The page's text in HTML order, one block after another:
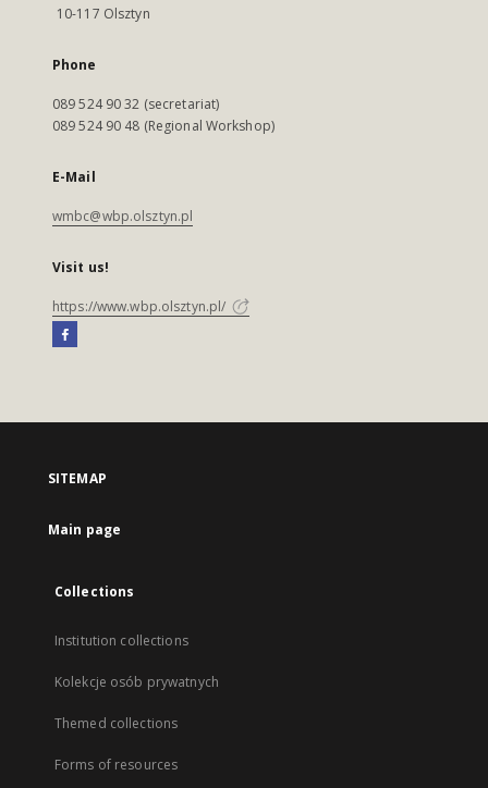
10-117 Olsztyn
Phone
089 524 90 32 (secretariat)
089 524 90 48 (Regional Workshop)
E-Mail
wmbc@wbp.olsztyn.pl
Visit us!
https://www.wbp.olsztyn.pl/
SITEMAP
Main page
Collections
Institution collections
Kolekcje osób prywatnych
Themed collections
Forms of resources